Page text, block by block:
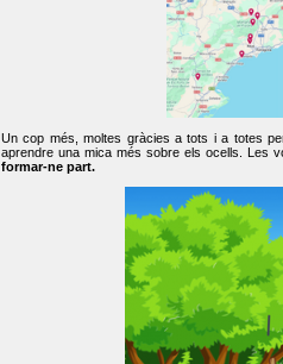
Un cop més, moltes gràcies a tots i a totes
aprendre una mica més sobre els ocells. Les
formar-ne part.